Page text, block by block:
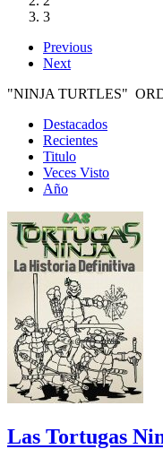
3
Previous
Next
"NINJA TURTLES"
Destacados
Recientes
Titulo
Veces Visto
Año
Las Tortugas